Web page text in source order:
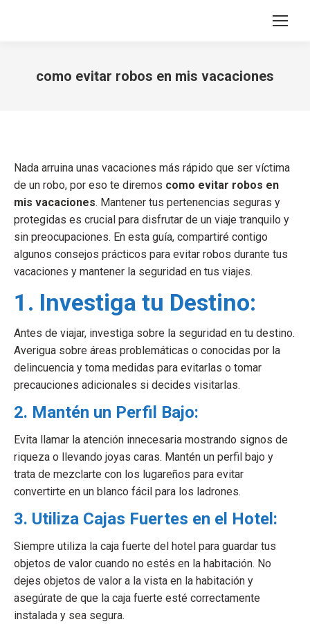
como evitar robos en mis vacaciones
Nada arruina unas vacaciones más rápido que ser víctima
de un robo, por eso te diremos como evitar robos en
mis vacaciones. Mantener tus pertenencias seguras y
protegidas es crucial para disfrutar de un viaje tranquilo y
sin preocupaciones. En esta guía, compartiré contigo
algunos consejos prácticos para evitar robos durante tus
vacaciones y mantener la seguridad en tus viajes.
1. Investiga tu Destino:
Antes de viajar, investiga sobre la seguridad en tu destino.
Averigua sobre áreas problemáticas o conocidas por la
delincuencia y toma medidas para evitarlas o tomar
precauciones adicionales si decides visitarlas.
2. Mantén un Perfil Bajo:
Evita llamar la atención innecesaria mostrando signos de
riqueza o llevando joyas caras. Mantén un perfil bajo y
trata de mezclarte con los lugareños para evitar
convertirte en un blanco fácil para los ladrones.
3. Utiliza Cajas Fuertes en el Hotel:
Siempre utiliza la caja fuerte del hotel para guardar tus
objetos de valor cuando no estés en la habitación. No
dejes objetos de valor a la vista en la habitación y
asegúrate de que la caja fuerte esté correctamente
instalada y sea segura.